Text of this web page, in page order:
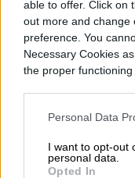
able to offer. Click on
out more and change
preference. You
Necessary Cookies
the proper
Personal Data
I want to opt-out
personal data.
Opted In